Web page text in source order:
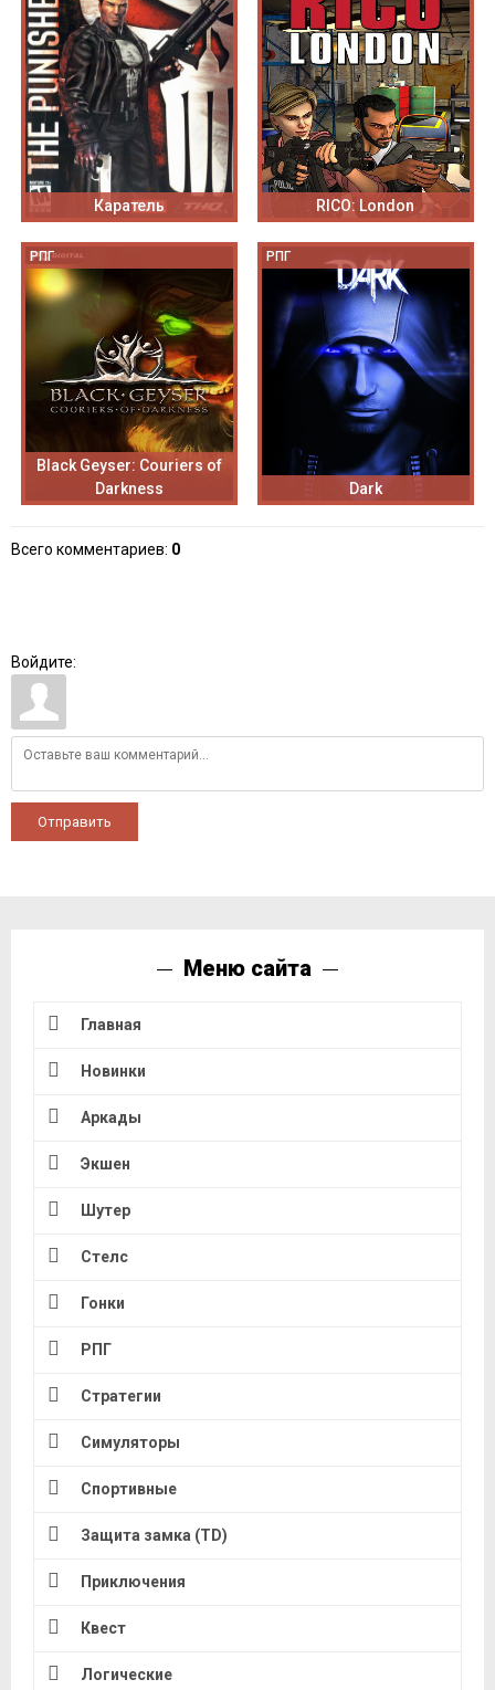
Каратель RICO: London
РПГ
Black Geyser: Couriers of
Darkness
РПГ
Dark
Всего комментариев: 0
Войдите:
Отправить
Меню сайта
Главная
Новинки
Аркады
Экшен
Шутер
Стелс
Гонки
РПГ
Стратегии
Симуляторы
Спортивные
Защита замка (TD)
Приключения
Квест
Логические